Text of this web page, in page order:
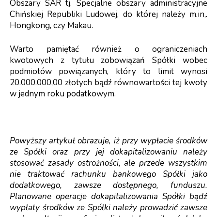
Obszary SAR tj. Specjalne obszary administracyjne
Chińskiej Republiki Ludowej, do której należy m.in,.
Hongkong, czy Makau.
Warto pamiętać również o ograniczeniach
kwotowych z tytułu zobowiązań Spółki wobec
podmiotów powiązanych, który to limit wynosi
20.000.000,00 złotych bądź równowartości tej kwoty
w jednym roku podatkowym.
Powyższy artykuł obrazuje, iż przy wypłacie środków
ze Spółki oraz przy jej dokapitalizowaniu należy
stosować zasady ostrożności, ale przede wszystkim
nie traktować rachunku bankowego Spółki jako
dodatkowego, zawsze dostępnego, funduszu.
Planowane operacje dokapitalizowania Spółki bądź
wypłaty środków ze Spółki należy prowadzić zawsze